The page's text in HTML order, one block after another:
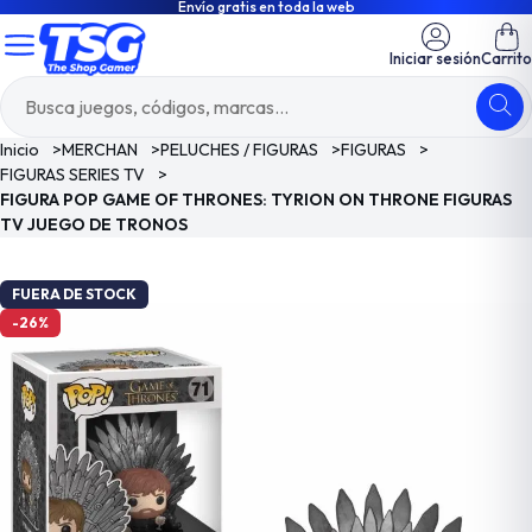
Envío gratis en toda la web
Iniciar sesiónCarrito
Inicio >MERCHAN >PELUCHES / FIGURAS >FIGURAS
>
FIGURAS SERIES TV
>
FIGURA POP GAME OF THRONES: TYRION ON THRONE FIGURAS
TV JUEGO DE TRONOS
FUERA DE STOCK
-26%